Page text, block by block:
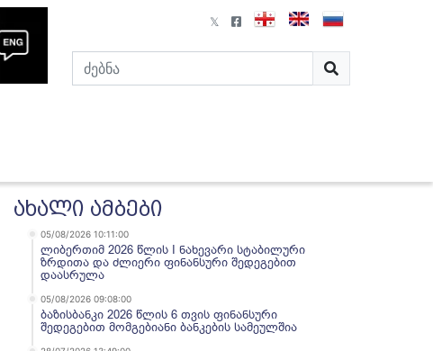
ახალი ამბები
05/08/2026 10:11:00
ლიბერთიმ 2026 წლის I ნახევარი სტაბილური
ზრდითა და ძლიერი ფინანსური შედეგებით
დაასრულა
05/08/2026 09:08:00
ბაზისბანკი 2026 წლის 6 თვის ფინანსური
შედეგებით მომგებიანი ბანკების სამეულშია